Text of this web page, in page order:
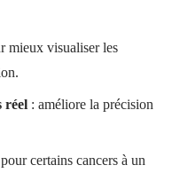
mieux visualiser les
réel : améliore la précision
certains cancers à un